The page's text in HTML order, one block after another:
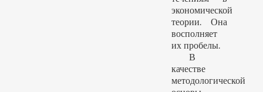
экономической
теории. Она
восполняет
их пробелы.
В
качестве
методологической